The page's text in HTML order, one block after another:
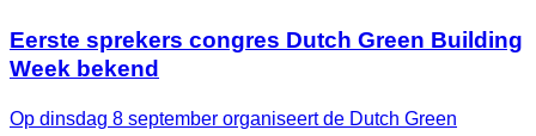
Eerste sprekers congres Dutch Green Building
Week bekend
Op dinsdag 8 september organiseert de Dutch Green